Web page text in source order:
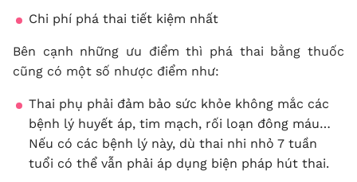
Chi phí phá thai tiết kiệm nhất
Bên cạnh những ưu điểm thì phá thai bằng thuốc
cũng có một số nhược điểm như:
Thai phụ phải đảm bảo sức khỏe không mắc các
bệnh lý huyết áp, tim mạch, rối loạn đông máu…
Nếu có các bệnh lý này, dù thai nhi nhỏ 7 tuần
tuổi có thể vẫn phải áp dụng biện pháp hút thai.